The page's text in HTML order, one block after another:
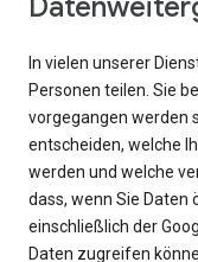
In vielen unserer
Personen teilen. Sie
vorgegangen werden
entscheiden, welche
werden und welche
dass, wenn Sie
einschließlich der
Daten zugreifen